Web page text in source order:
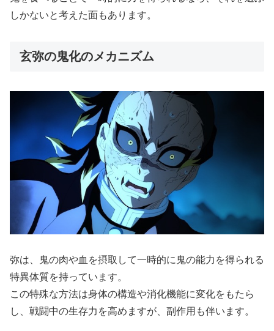
しかないと考えた面もあります。
玄弥の鬼化のメカニズム
弥は、鬼の肉や血を摂取して一時的に鬼の能力を得られる
特異体質を持っています。
この特殊な方法は身体の構造や消化機能に変化をもたら
し、戦闘中の生存力を高めますが、副作用も伴います。